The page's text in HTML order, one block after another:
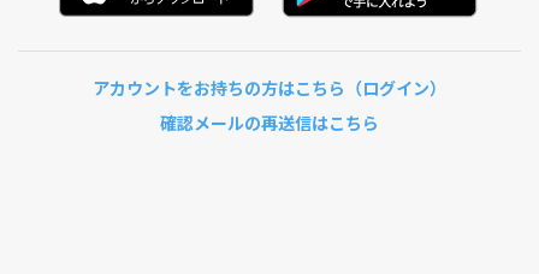
アカウントをお持ちの方はこちら（ログイン）
確認メールの再送信はこちら